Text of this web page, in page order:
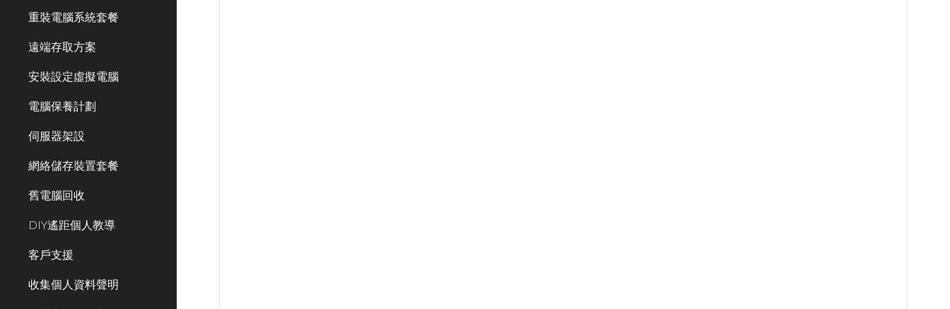
重裝電腦系統套餐
遠端存取方案
安裝設定虛擬電腦
電腦保養計劃
伺服器架設
網絡儲存裝置套餐
舊電腦回收
DIY遙距個人教導
客戶支援
收集個人資料聲明